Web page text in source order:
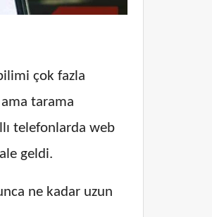
çok fazla
tarama
telefonlarda web
geldi.
ne kadar uzun